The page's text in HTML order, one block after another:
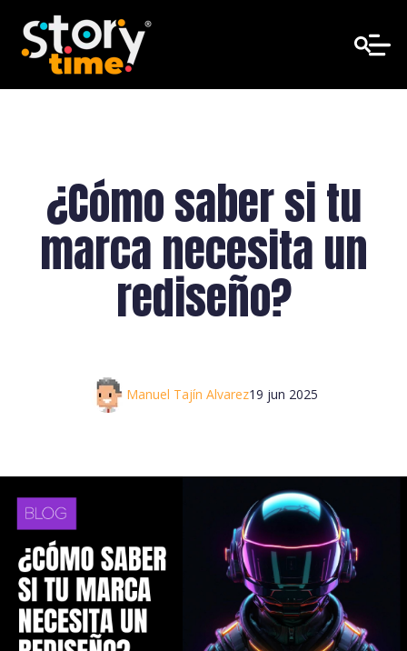
¿Cómo saber si tu
marca necesita un
rediseño?
19 jun 2025
Manuel Tajín Alvarez